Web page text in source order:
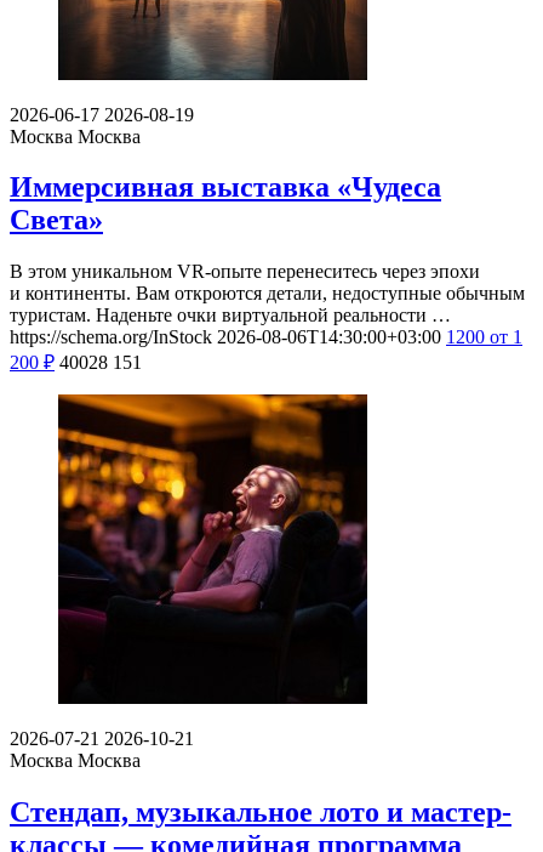
2026-06-17 2026-08-19
Москва Москва
Иммерсивная выставка «Чудеса
Света»
В этом уникальном VR-опыте перенеситесь через эпохи
и континенты. Вам откроются детали, недоступные обычным
туристам. Наденьте очки виртуальной реальности …
https://schema.org/InStock 2026-08-06T14:30:00+03:00 1200 от 1
200 ₽ 40028 151
2026-07-21 2026-10-21
Москва Москва
Стендап, музыкальное лото и мастер-
классы — комедийная программа